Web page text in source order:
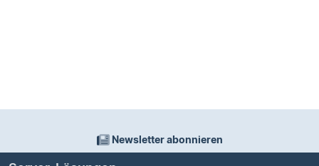
Newsletter abonnieren